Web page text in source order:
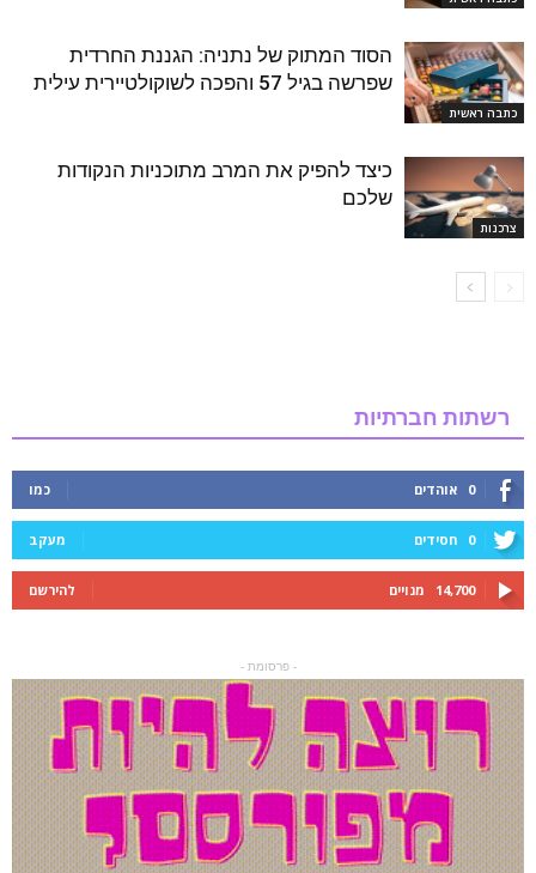
כתבה ראשית
הסוד המתוק של נתניה: הגננת החרדית
שפרשה בגיל 57 והפכה לשוקולטיירית עילית
צרכנות
כיצד להפיק את המרב מתוכניות הנקודות
שלכם
רשתות חברתיות
0 אוהדים כמו
0 חסידים מעקב
14,700 מנויים להירשם
- פרסומת -